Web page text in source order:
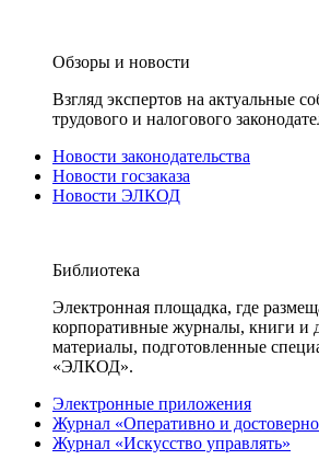
Обзоры и новости
Взгляд экспертов на актуальные
трудового и налогового
Новости законодательства
Новости госзаказа
Новости ЭЛКОД
Библиотека
Электронная площадка, где
корпоративные журналы, книги и
материалы, подготовленные
«ЭЛКОД».
Электронные приложения
Журнал «Оперативно и
Журнал «Искусство управлять»